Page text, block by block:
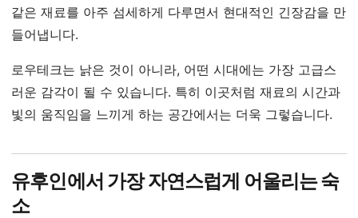
같은 재료를 아주 섬세하게 다루면서 현대적인 긴장감을 만
들어냅니다.
로우테크는 낡은 것이 아니라, 어떤 시대에는 가장 고급스
러운 감각이 될 수 있습니다. 특히 이곳처럼 재료의 시간과
빛의 움직임을 느끼게 하는 공간에서는 더욱 그렇습니다.
유후인에서 가장 자연스럽게 어울리는 숙
소